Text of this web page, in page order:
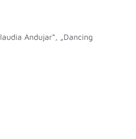
Andujar“, „Dancing